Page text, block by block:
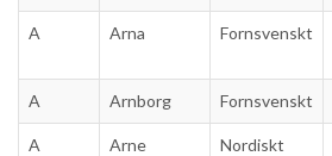
A Arna Fornsvenskt
A Arnborg Fornsvenskt
A Arne Nordiskt